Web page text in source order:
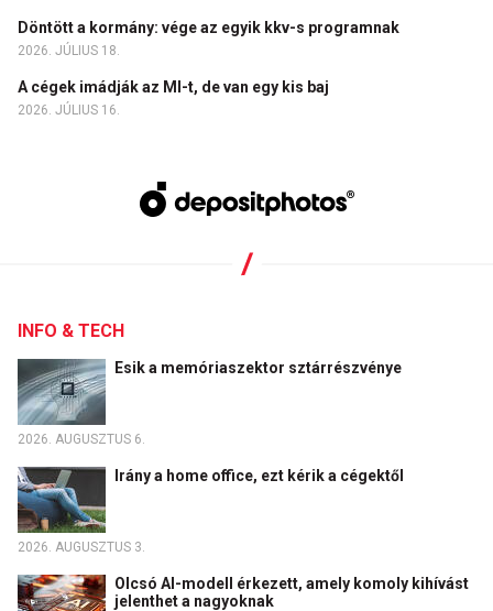
Döntött a kormány: vége az egyik kkv-s programnak
2026. JÚLIUS 18.
A cégek imádják az MI-t, de van egy kis baj
2026. JÚLIUS 16.
INFO & TECH
Esik a memóriaszektor sztárrészvénye
2026. AUGUSZTUS 6.
Irány a home office, ezt kérik a cégektől
2026. AUGUSZTUS 3.
Olcsó AI-modell érkezett, amely komoly kihívást
jelenthet a nagyoknak